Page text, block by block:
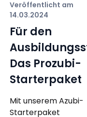
Veröffentlicht am
14.03.2024
Für den
Das Prozubi-
Starterpaket
Mit unserem Azubi-
Starterpaket